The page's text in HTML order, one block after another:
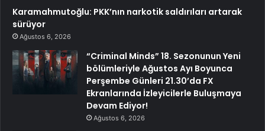
Karamahmutoğlu: PKK’nın narkotik saldırıları artarak
sürüyor
Ağustos 6, 2026
“Criminal Minds” 18. Sezonunun Yeni
bölümleriyle Ağustos Ayı Boyunca
Perşembe Günleri 21.30’da FX
Ekranlarında İzleyicilerle Buluşmaya
Devam Ediyor!
Ağustos 6, 2026